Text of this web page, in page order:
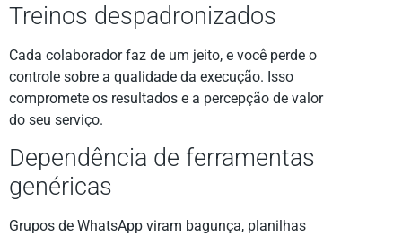
Treinos despadronizados
Cada colaborador faz de um jeito, e você perde o
controle sobre a qualidade da execução. Isso
compromete os resultados e a percepção de valor
do seu serviço.
Dependência de ferramentas
genéricas
Grupos de WhatsApp viram bagunça, planilhas